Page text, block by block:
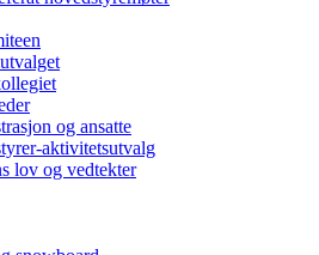
og ansatte
aktivitetsutvalg
lov og vedtekter